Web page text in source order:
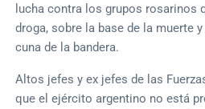
lucha contra los grupos rosarinos
droga, sobre la base de la muerte
cuna de la bandera.
Altos jefes y ex jefes de las
que el ejército argentino no está